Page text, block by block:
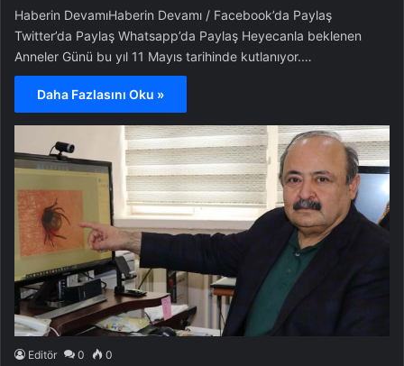
Haberin DevamıHaberin Devamı / Facebook’da Paylaş
Twitter’da Paylaş Whatsapp’da Paylaş Heyecanla beklenen
Anneler Günü bu yıl 11 Mayıs tarihinde kutlanıyor.…
Daha Fazlasını Oku »
Editör 0 0